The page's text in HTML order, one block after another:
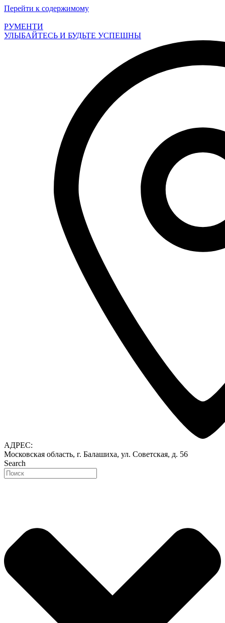
Перейти к содержимому
РУМЕНТИ
УЛЫБАЙТЕСЬ И БУДЬТЕ УСПЕШНЫ
АДРЕС:
Московская область, г. Балашиха, ул. Советская, д. 56
Search